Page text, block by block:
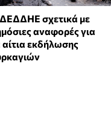
σχετικά με
αναφορές για
αίτια εκδήλωσης